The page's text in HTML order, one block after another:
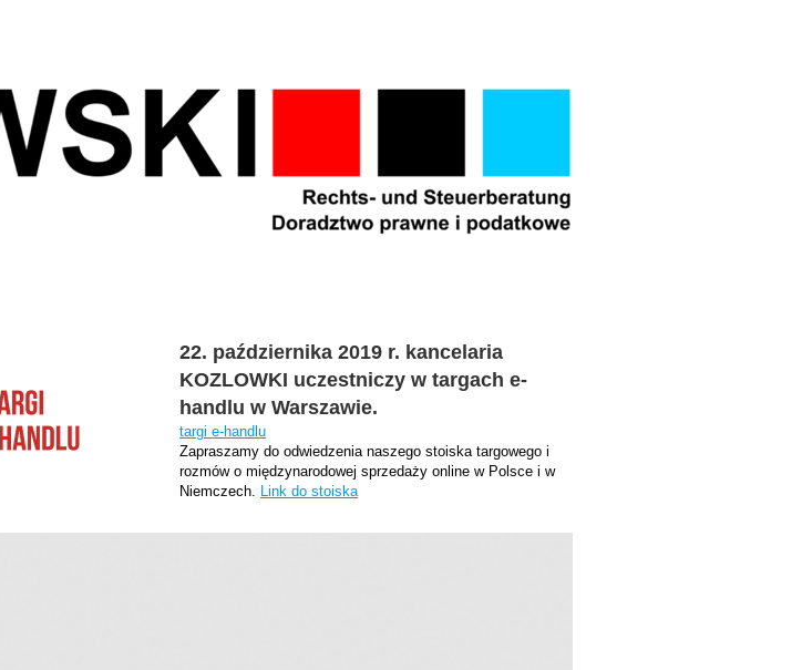
22. października 2019 r. kancelaria
KOZLOWKI uczestniczy w targach e-
handlu w Warszawie.
targi e-handlu
Zapraszamy do odwiedzenia naszego stoiska targowego i
rozmów o międzynarodowej sprzedaży online w Polsce i w
Niemczech.
Link do stoiska